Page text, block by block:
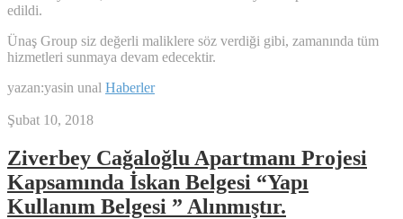
edildi.
Ünaş Group siz değerli maliklere söz verdiği gibi, zamanında tüm
hizmetleri sunmaya devam edecektir.
yazan:yasin unal Haberler
Şubat 10, 2018
Ziverbey Cağaloğlu Apartmanı Projesi
Kapsamında İskan Belgesi “Yapı
Kullanım Belgesi ” Alınmıştır.